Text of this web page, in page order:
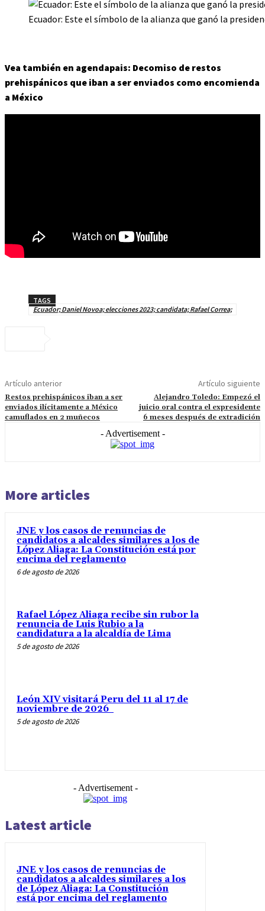
Ecuador: Este el símbolo de la alianza que ganó la
Vea también en agendapais: Decomiso de restos
prehispánicos que iban a ser enviados como encomienda
a México
TAGS
Ecuador; Daniel Novoa; elecciones 2023; candidata; Rafael Correa;
Artículo anterior
Restos prehispánicos iban a ser
enviados ilícitamente a México
camuflados en 2 muñecos
Artículo siguiente
Alejandro Toledo: Empezó el
juicio oral contra el expresidente
6 meses después de extradición
- Advertisement -
More articles
JNE y los casos de renuncias de
candidatos a alcaldes similares a los de
López Aliaga: La Constitución está por
encima del reglamento
6 de agosto de 2026
Rafael López Aliaga recibe sin rubor la
renuncia de Luis Rubio a la
candidatura a la alcaldía de Lima
5 de agosto de 2026
León XIV visitará Peru del 11 al 17 de
noviembre de 2026
5 de agosto de 2026
- Advertisement -
Latest article
JNE y los casos de renuncias de
candidatos a alcaldes similares a los
de López Aliaga: La Constitución
está por encima del reglamento